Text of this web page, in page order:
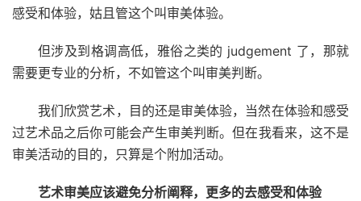
感受和体验，姑且管这个叫审美体验。
但涉及到格调高低，雅俗之类的 judgement 了，那就
需要更专业的分析，不如管这个叫审美判断。
我们欣赏艺术，目的还是审美体验，当然在体验和感受
过艺术品之后你可能会产生审美判断。但在我看来，这不是
审美活动的目的，只算是个附加活动。
艺术审美应该避免分析阐释，更多的去感受和体验